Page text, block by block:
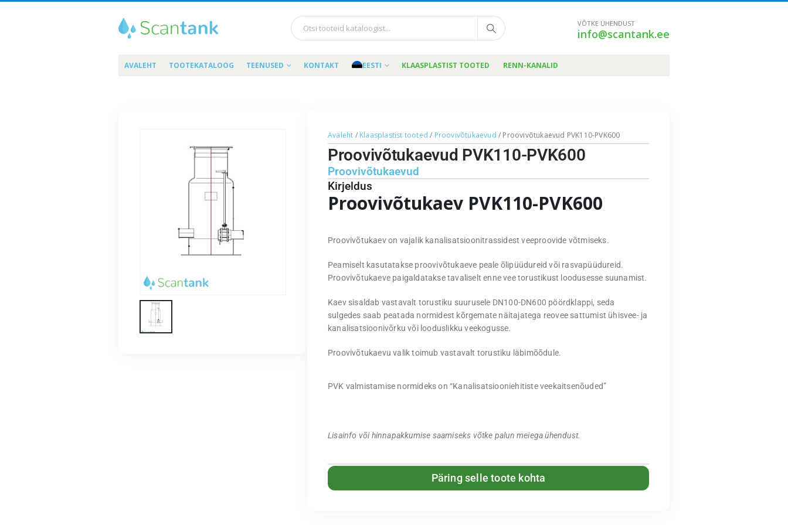
VÕTKE ÜHENDUST
info@scantank.ee
AVALEHT TOOTEKATALOOG TEENUSED KONTAKT EESTI KLAASPLASTIST TOOTED RENN-KANALID
Avaleht / Klaasplastist tooted / Proovivõtukaevud / Proovivõtukaevud PVK110-PVK600
Proovivõtukaevud PVK110-PVK600
Proovivõtukaevud
Kirjeldus
Proovivõtukaev PVK110-PVK600
Proovivõtukaev on vajalik kanalisatsioonitrassidest veeproovide võtmiseks.
Peamiselt kasutatakse proovivõtukaeve peale õlipüüdureid või rasvapüüdureid.
Proovivõtukaeve paigaldatakse tavaliselt enne vee torustikust loodusesse suunamist.
Kaev sisaldab vastavalt torustiku suurusele DN100-DN600 pöördklappi, seda
sulgedes saab peatada normidest kõrgemate näitajatega reovee sattumist ühisvee- ja
kanalisatsioonivõrku või looduslikku veekogusse.
Proovivõtukaevu valik toimub vastavalt torustiku läbimõõdule.
PVK valmistamise normideks on “Kanalisatsiooniehitiste veekaitsenõuded”
Lisainfo või hinnapakkumise saamiseks võtke palun meiega ühendust.
Päring selle toote kohta